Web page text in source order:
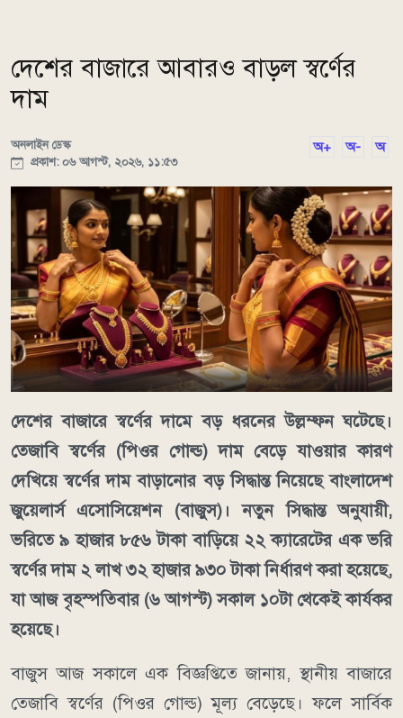
দেশের বাজারে আবারও বাড়ল স্বর্ণের
দাম
অনলাইন ডেস্ক
প্রকাশ: ০৬ আগস্ট, ২০২৬, ১১:৫৩
অ+ অ- অ
দেশের বাজারে স্বর্ণের দামে বড় ধরনের উল্লম্ফন ঘটেছে।
তেজাবি স্বর্ণের (পিওর গোল্ড) দাম বেড়ে যাওয়ার কারণ
দেখিয়ে স্বর্ণের দাম বাড়ানোর বড় সিদ্ধান্ত নিয়েছে বাংলাদেশ
জুয়েলার্স এসোসিয়েশন (বাজুস)। নতুন সিদ্ধান্ত অনুযায়ী,
ভরিতে ৯ হাজার ৮৫৬ টাকা বাড়িয়ে ২২ ক্যারেটের এক ভরি
স্বর্ণের দাম ২ লাখ ৩২ হাজার ৯৩০ টাকা নির্ধারণ করা হয়েছে,
যা আজ বৃহস্পতিবার (৬ আগস্ট) সকাল ১০টা থেকেই কার্যকর
হয়েছে।
বাজুস আজ সকালে এক বিজ্ঞপ্তিতে জানায়, স্থানীয় বাজারে
তেজাবি স্বর্ণের (পিওর গোল্ড) মূল্য বেড়েছে। ফলে সার্বিক